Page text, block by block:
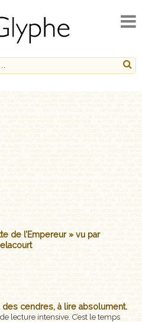
ACTUALITÉS
NOUVEAUTÉS
À PARAÎTRE
LE FRANÇAIS EN HÉRITAGE
POLARS ET THRILLERS
de l’Empereur » vu par
des cendres, à lire absolument.
lecture intensive. C’est le temps